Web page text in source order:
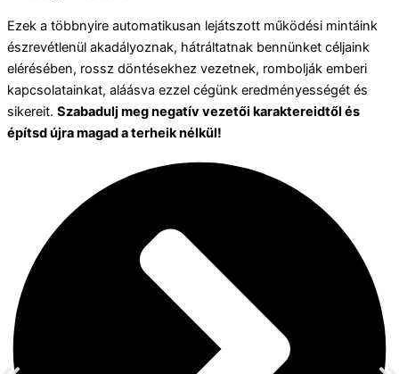
Ezek a többnyire automatikusan lejátszott működési mintáink
észrevétlenül akadályoznak, hátráltatnak bennünket céljaink
elérésében, rossz döntésekhez vezetnek, rombolják emberi
kapcsolatainkat, aláásva ezzel cégünk eredményességét és
sikereit. Szabadulj meg negatív vezetői karaktereidtől és
építsd újra magad a terheik nélkül!